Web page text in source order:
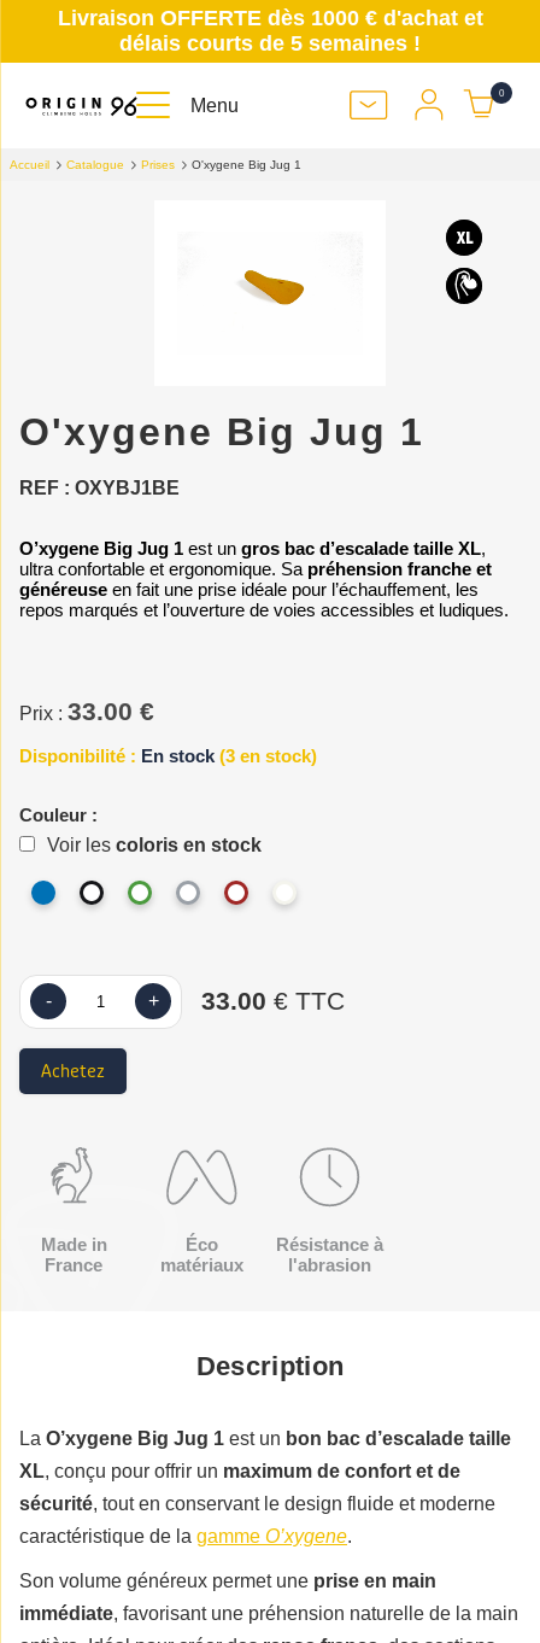
Livraison OFFERTE dès 1000 € d'achat et
délais courts de 5 semaines !
Menu
0
Accueil Catalogue Prises O'xygene Big Jug 1
O'xygene Big Jug 1
REF : OXYBJ1BE
O’xygene Big Jug 1 est un gros bac d’escalade taille XL,
ultra confortable et ergonomique. Sa préhension franche et
généreuse en fait une prise idéale pour l’échauffement, les
repos marqués et l’ouverture de voies accessibles et ludiques.
Prix : 33.00 €
Disponibilité : En stock (3 en stock)
Couleur :
Voir les coloris en stock
- + 33.00 € TTC
Achetez
Made in
France
Éco
matériaux
Résistance à
l'abrasion
Description
La O’xygene Big Jug 1 est un bon bac d’escalade taille
XL, conçu pour offrir un maximum de confort et de
sécurité, tout en conservant le design fluide et moderne
caractéristique de la gamme O’xygene.
Son volume généreux permet une prise en main
immédiate, favorisant une préhension naturelle de la main